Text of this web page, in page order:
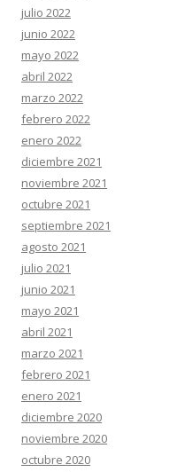
julio 2022
junio 2022
mayo 2022
abril 2022
marzo 2022
febrero 2022
enero 2022
diciembre 2021
noviembre 2021
octubre 2021
septiembre 2021
agosto 2021
julio 2021
junio 2021
mayo 2021
abril 2021
marzo 2021
febrero 2021
enero 2021
diciembre 2020
noviembre 2020
octubre 2020